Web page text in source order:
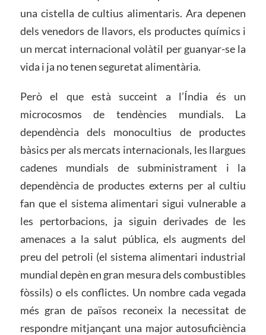
una cistella de cultius alimentaris. Ara depenen
dels venedors de llavors, els productes químics i
un mercat internacional volàtil per guanyar-se la
vida i ja no tenen seguretat alimentària.
Però el que està succeint a l’Índia és un
microcosmos de tendències mundials. La
dependència dels monocultius de productes
bàsics per als mercats internacionals, les llargues
cadenes mundials de subministrament i la
dependència de productes externs per al cultiu
fan que el sistema alimentari sigui vulnerable a
les pertorbacions, ja siguin derivades de les
amenaces a la salut pública, els augments del
preu del petroli (el sistema alimentari industrial
mundial depèn en gran mesura dels combustibles
fòssils) o els conflictes. Un nombre cada vegada
més gran de països reconeix la necessitat de
respondre mitjançant una major autosuficiència